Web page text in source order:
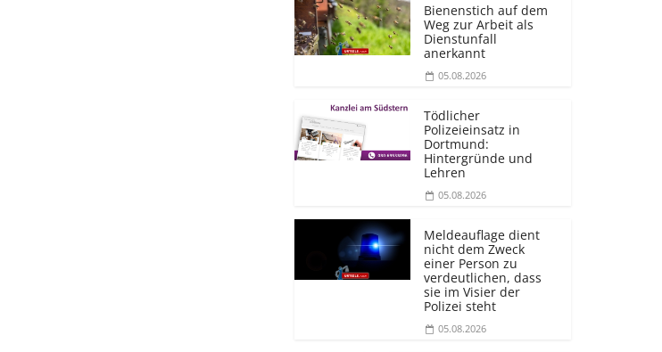
Bienenstich auf dem
Weg zur Arbeit als
Dienstunfall
anerkannt
05.08.2026
Tödlicher
Polizeieinsatz in
Dortmund:
Hintergründe und
Lehren
05.08.2026
Meldeauflage dient
nicht dem Zweck
einer Person zu
verdeutlichen, dass
sie im Visier der
Polizei steht
05.08.2026